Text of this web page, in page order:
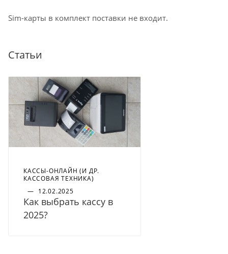
Sim-карты в комплект поставки не входит.
Статьи
КАССЫ-ОНЛАЙН (И ДР.
КАССОВАЯ ТЕХНИКА)
— 12.02.2025
Как выбрать кассу в
2025?